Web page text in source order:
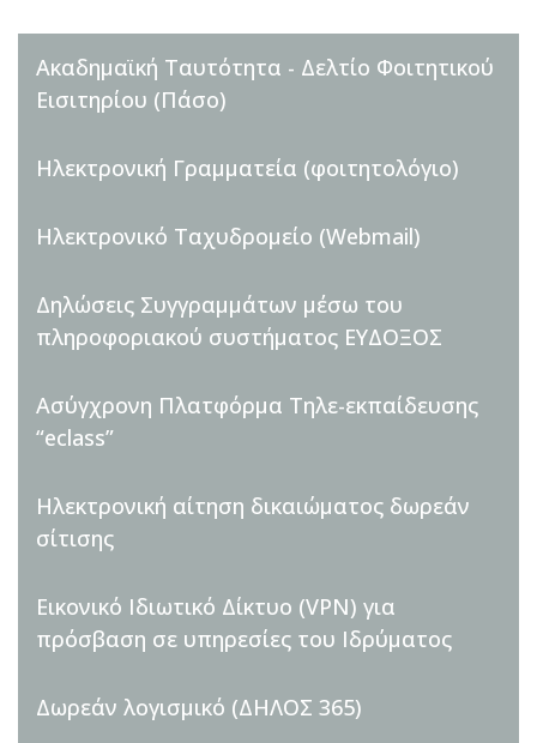
Ακαδημαϊκή Ταυτότητα - Δελτίο Φοιτητικού
Εισιτηρίου (Πάσο)
Ηλεκτρονική Γραμματεία (φοιτητολόγιο)
Ηλεκτρονικό Ταχυδρομείο (Webmail)
Δηλώσεις Συγγραμμάτων μέσω του
πληροφοριακού συστήματος ΕΥΔΟΞΟΣ
Ασύγχρονη Πλατφόρμα Τηλε-εκπαίδευσης
“eclass”
Ηλεκτρονική αίτηση δικαιώματος δωρεάν
σίτισης
Εικονικό Ιδιωτικό Δίκτυο (VPN) για
πρόσβαση σε υπηρεσίες του Ιδρύματος
Δωρεάν λογισμικό (ΔΗΛΟΣ 365)